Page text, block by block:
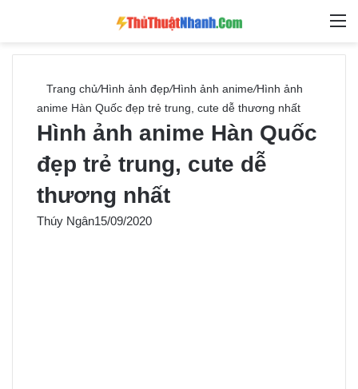
Tìm
Trang chủ/Hình ảnh đẹp/Hình ảnh anime/Hình ảnh
anime Hàn Quốc đẹp trẻ trung, cute dễ thương nhất
Hình ảnh anime Hàn Quốc
đẹp trẻ trung, cute dễ
thương nhất
Thúy Ngân15/09/2020